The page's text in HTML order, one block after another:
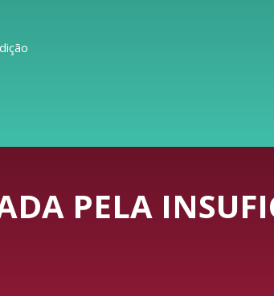
PELA